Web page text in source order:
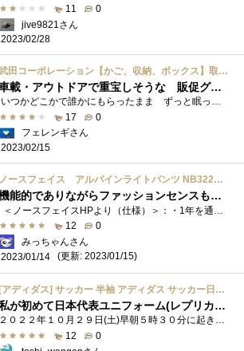
11
0
jive9821さん
2023/02/28
武田コーポレーション【かご、収納、ボックス】取っ手付折りたたみコンテナ サンドベージュS
車載・アウトドアで重宝しそうな 販促グッズ
いつかどこかで誰かにもらったまま ずっと眠っていた取っ手付き折りたたみコンテナボックス。 試しに使ってみることにしました。
17
0
フェレンギさん
2023/02/15
ノースフェイス アルパインライトパンツ NB32210 UN L
機能的でありながらファッションセンスもいいブランドです
12
0
みっちゃんさん
2023/01/14
(更新: 2023/01/15)
[アディダス] サッカー 半袖 アディダス サッカー日本代表 2022 ホーム レプリカ ユニフォーム SX012 メンズ ジャパンブルー(HF1845) J/2XL
私が初めて日本代表ユニフォーム(レプリカ)に袖を通した日 #SAMURAIBLUE #ADIDAS #悲劇を歓喜に #朝日新聞
２０２２年１０月２９日(土)早朝５時３０分に起きた私は朝のルーティーンを早めに済ませバスと電車を乗り継ぎとある集合場所に向かいました。...
12
0